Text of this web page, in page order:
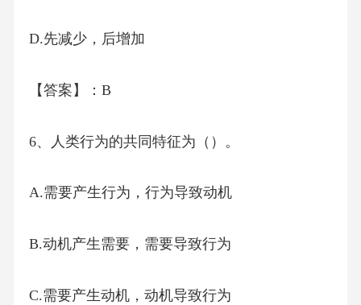
D.先减少，后增加
【答案】：B
6、人类行为的共同特征为（）。
A.需要产生行为，行为导致动机
B.动机产生需要，需要导致行为
C.需要产生动机，动机导致行为